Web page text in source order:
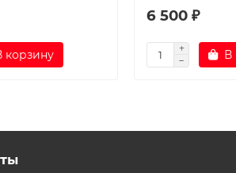
корзину
6 500 ₽
В